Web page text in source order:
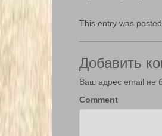
This entry was
Добавить
Ваш адрес email не
Comment